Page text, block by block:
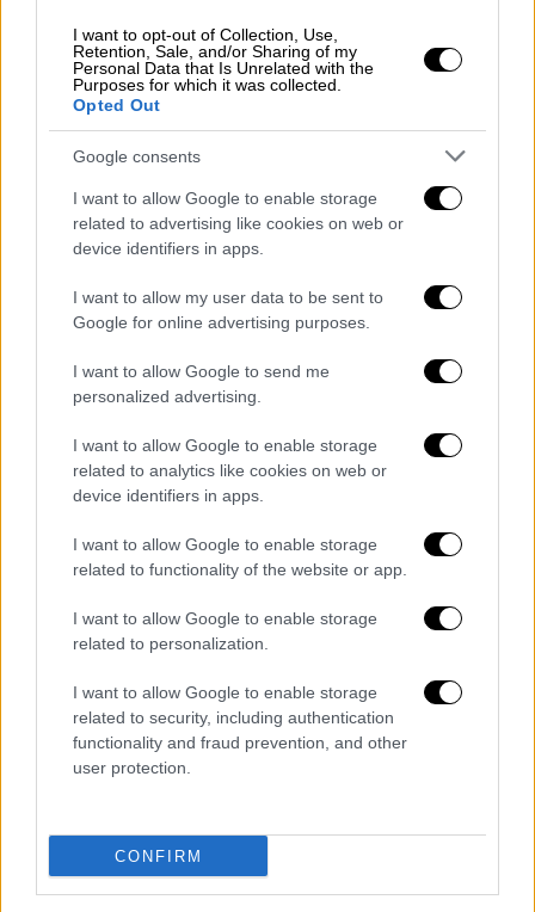
I want to opt-out of Collection, Use,
Retention, Sale, and/or Sharing of my
Personal Data that Is Unrelated with the
Purposes for which it was collected.
Opted Out
Google consents
I want to allow Google to enable storage
related to advertising like cookies on web or
device identifiers in apps.
I want to allow my user data to be sent to
Google for online advertising purposes.
I want to allow Google to send me
personalized advertising.
I want to allow Google to enable storage
related to analytics like cookies on web or
device identifiers in apps.
I want to allow Google to enable storage
related to functionality of the website or app.
I want to allow Google to enable storage
related to personalization.
I want to allow Google to enable storage
related to security, including authentication
functionality and fraud prevention, and other
user protection.
CONFIRM
«Έπειτα από14 χρόνια βάναυσου πολέμου
και την πτώση του δικτατορικού
καθεστώτος, ο συριακός λαός μπορεί
σήμερα να αδράξει μια ιστορική ευκαιρία για
να οικοδομήσει ένα σταθερό και ειρηνικό
μέλλον», τονίζει σε ανακοίνωση,
επαναλαμβάνοντας «την έκκλησή του για
ηρεμία και αποφυγή της βίας αυτή την
ευαίσθητη περίοδο, με την προστασία των
δικαιωμάτων όλων τωνΣύρων
διακρίσεις».
Τα σχολιά σας δημοσιεύονται άμεσα με δική σας ευθύνη. Το
ΕΘΝΟΣ θα παρεμβαίνει και τα προσβλητικά σχόλια θα
καταχώρηση
Διαβάστε ακόμη
Ξεφυλλίζοντας... τέσσερις ιστορίες για τη
γνώση, τη φύση και την τεχνολογία